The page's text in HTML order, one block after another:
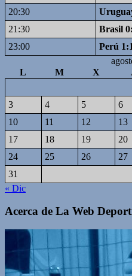
20:30
21:30
Brasil
23:00
Perú
L
M X
3
4 5 6
10
11 12 13
17
18 19 20
24
25 26 27
31
« Dic
Acerca de La Web